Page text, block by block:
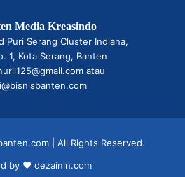
Media Kreasindo
Puri Serang Cluster Indiana,
1, Kota Serang, Banten
atau
| All Rights Reserved.
by ❤ dezainin.com